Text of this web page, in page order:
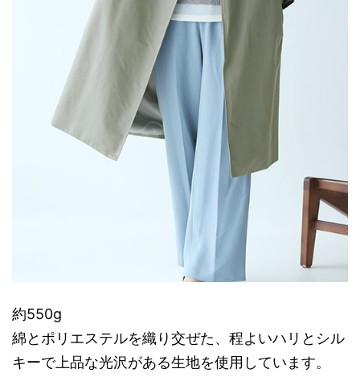
約550g
綿とポリエステルを織り交ぜた、程よいハリとシル
キーで上品な光沢がある生地を使用しています。